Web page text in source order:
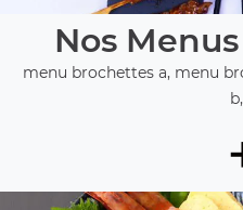
Nos
menu brochettes a, menu